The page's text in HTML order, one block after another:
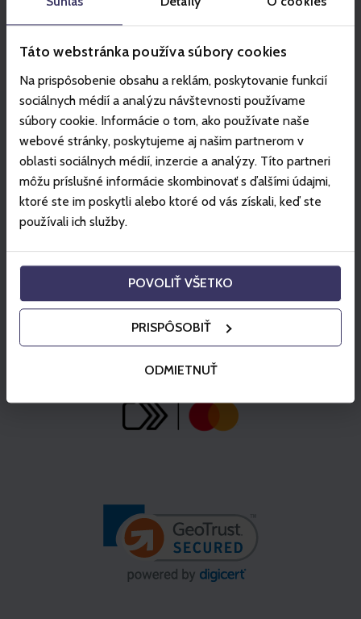
Táto webstránka používa súbory cookies
Na prispôsobenie obsahu a reklám, poskytovanie funkcií
sociálnych médií a analýzu návštevnosti používame
súbory cookie. Informácie o tom, ako používate naše
webové stránky, poskytujeme aj našim partnerom v
oblasti sociálnych médií, inzercie a analýzy. Títo partneri
môžu príslušné informácie skombinovať s ďalšími údajmi,
ktoré ste im poskytli alebo ktoré od vás získali, keď ste
používali ich služby.
POVOLIŤ VŠETKO
PRISPÔSOBIŤ
ODMIETNUŤ
Partners